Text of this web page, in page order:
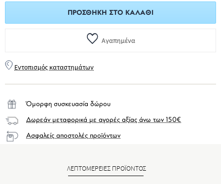
ΠΡΟΣΘΉΚΗ ΣΤΟ ΚΑΛΆΘΙ
Αγαπημένα
Εντοπισμός καταστημάτων
Όμορφη συσκευασία δώρου
Δωρεάν μεταφορικά με αγορές αξίας άνω των 150€
Ασφαλείς αποστολές προϊόντων
ΛΕΠΤΟΜΕΡΕΙΕΣ ΠΡΟΪΟΝΤΟΣ